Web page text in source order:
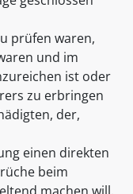
prüfen waren,
und im
ist oder
zu erbringen
der,
einen direkten
beim